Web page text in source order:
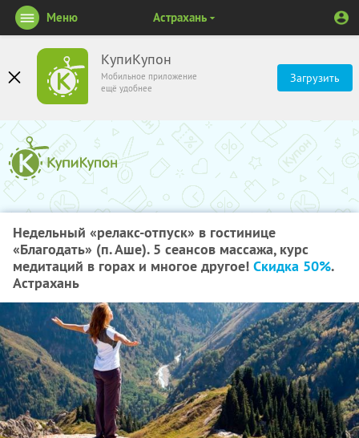
КупиКупон
Мобильное приложение
ещё удобнее
Загрузить
Меню Астрахань
Недельный «релакс-отпуск» в гостинице
«Благодать» (п. Аше). 5 сеансов массажа, курс
медитаций в горах и многое другое! Скидка 50%.
Астрахань